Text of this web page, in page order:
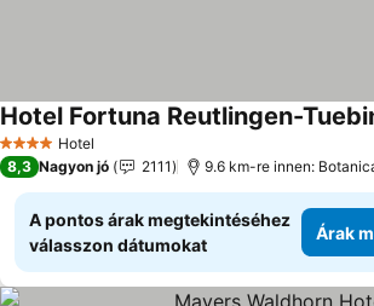
4 KategóriaHotel
Hotel Fortuna Reutlingen-
8,3 Nagyon jó 2111
A pontos árak megtekintéséhez
válasszon dátumokat
Árak